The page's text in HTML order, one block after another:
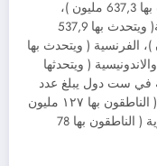
، ويتحدث بها 1,120مليار) ، الهندية ( ويتحدث بها 637,3 مليون )،
الروسية ( ويتحدث بها 258 مليون )،الاسبانية( ويتحدث بها 537,9
( ويتحدث بها 252,2مليون )، الفرنسية ( ويتحدث بها
( 265,2 مليون ) ، والاندونيسية ( ويتحدثها
في ست دول يبلغ عدد
سكانها 100 مليون )، ولايفوتنا اللغة اليابانية ( الناطقون بها ١٢٧ مليون
نسمة) ، والتركية ( 83 مليون نسمة ) والكورية ( الناطقون بها 78